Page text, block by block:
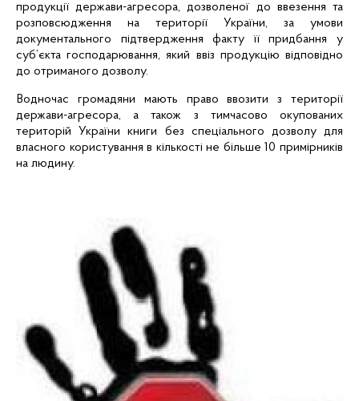
продукції держави-агресора, дозволеної до ввезення та
розповсюдження на території України, за умови
документального підтвердження факту її придбання у
суб’єкта господарювання, який ввіз продукцію відповідно
до отриманого дозволу.
Водночас громадяни мають право ввозити з території
держави-агресора, а також з тимчасово окупованих
територій України книги без спеціального дозволу для
власного користування в кількості не більше 10 примірників
на людину.